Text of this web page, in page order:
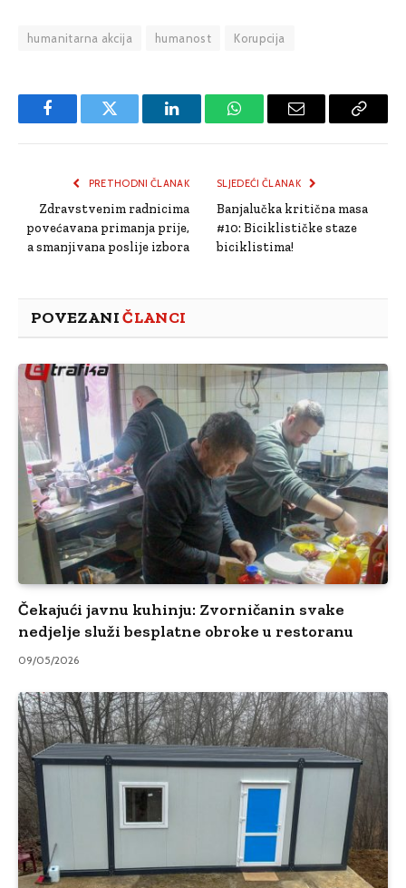
humanitarna akcija humanost Korupcija
FacebookTwitter LinkedInWhatsAppEmail
Copy
PRETHODNI ČLANAK
Zdravstvenim radnicima
povećavana primanja prije,
a smanjivana poslije izbora
SLJEDEĆI ČLANAK
Banjalučka kritična masa
#10: Biciklističke staze
biciklistima!
POVEZANIČLANCI
Čekajući javnu kuhinju: Zvorničanin svake
nedjelje služi besplatne obroke u restoranu
09/05/2026